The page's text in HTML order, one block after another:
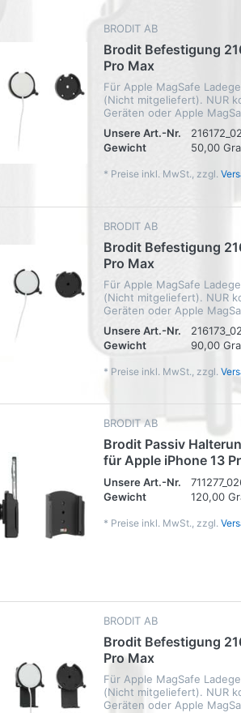
BRODIT AB
Brodit Befestigung
Pro Max
Für Apple MagSafe
(Nicht mitgeliefert). NUR
Geräten oder Apple
Unsere Art.-Nr.
Gewicht
50,00
* Preise inkl. MwSt., zzgl.
BRODIT AB
Brodit Befestigung
Pro Max
Für Apple MagSafe
(Nicht mitgeliefert). NUR
Geräten oder Apple
Unsere Art.-Nr.
Gewicht
90,00
* Preise inkl. MwSt., zzgl.
BRODIT AB
Brodit Passiv
für Apple iPhone 13
Unsere Art.-Nr.
Gewicht
120,00
* Preise inkl. MwSt., zzgl.
BRODIT AB
Brodit Befestigung
Pro Max
Für Apple MagSafe
(Nicht mitgeliefert). NUR
Geräten oder Apple